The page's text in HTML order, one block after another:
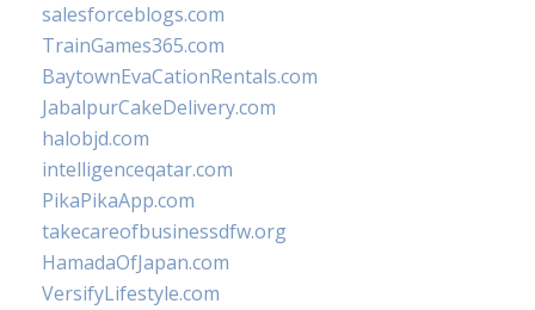
salesforceblogs.com
TrainGames365.com
BaytownEvaCationRentals.com
JabalpurCakeDelivery.com
halobjd.com
intelligenceqatar.com
PikaPikaApp.com
takecareofbusinessdfw.org
HamadaOfJapan.com
VersifyLifestyle.com